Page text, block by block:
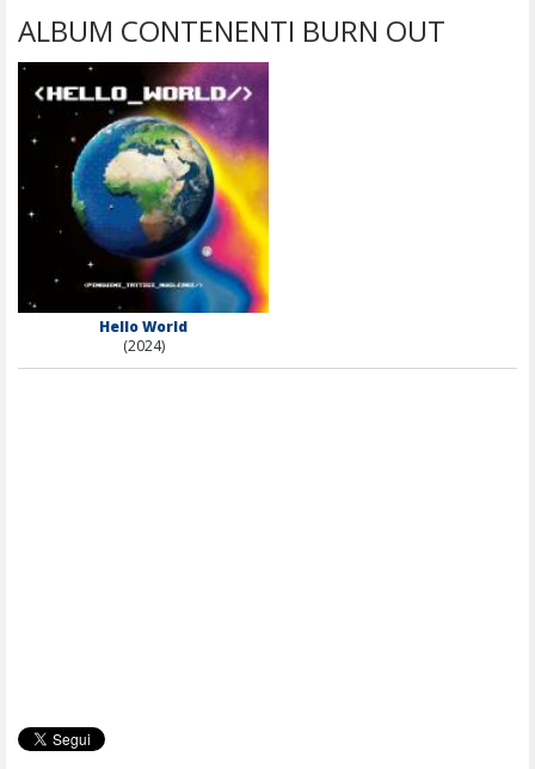
ALBUM CONTENENTI BURN OUT
Hello World
(2024)